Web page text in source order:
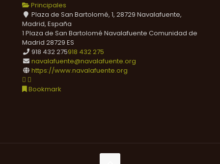
Principales
Plaza de San Bartolomé, 1, 28729 Navalafuente,
Madrid, España
1 Plaza de San Bartolomé Navalafuente Comunidad de
Madrid 28729 ES
918 432 275918 432 275
navalafuente@navalafuente.org
https://www.navalafuente.org
Bookmark